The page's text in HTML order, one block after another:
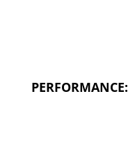
PERFORMANCE: